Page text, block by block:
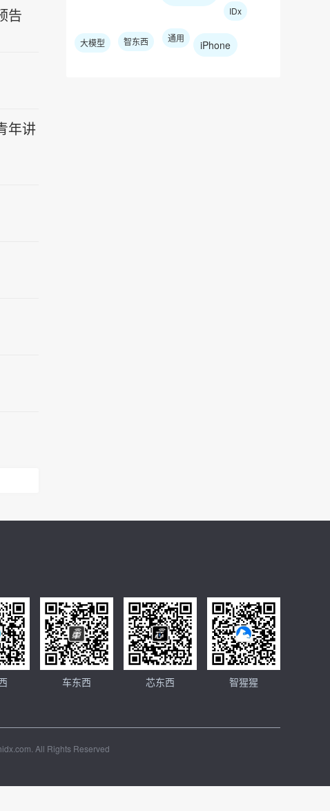
IDx
大模型 智东西 通用
iPhone
告
年讲
车东西 芯东西 智猩猩
All Rights Reserved